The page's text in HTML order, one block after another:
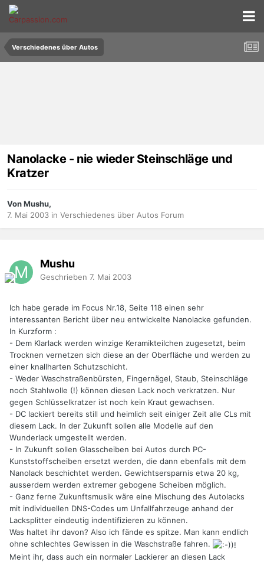
Verschiedenes über Autos
Nanolacke - nie wieder Steinschläge und
Kratzer
Von Mushu,
7. Mai 2003 in Verschiedenes über Autos Forum
Mushu
Geschrieben 7. Mai 2003
Ich habe gerade im Focus Nr.18, Seite 118 einen sehr
interessanten Bericht über neu entwickelte Nanolacke gefunden.
In Kurzform :
- Dem Klarlack werden winzige Keramikteilchen zugesetzt, beim
Trocknen vernetzen sich diese an der Oberfläche und werden zu
einer knallharten Schutzschicht.
- Weder Waschstraßenbürsten, Fingernägel, Staub, Steinschläge
noch Stahlwolle (!) können diesen Lack noch verkratzen. Nur
gegen Schlüsselkratzer ist noch kein Kraut gewachsen.
- DC lackiert bereits still und heimlich seit einiger Zeit alle CLs mit
diesem Lack. In der Zukunft sollen alle Modelle auf den
Wunderlack umgestellt werden.
- In Zukunft sollen Glasscheiben bei Autos durch PC-
Kunststoffscheiben ersetzt werden, die dann ebenfalls mit dem
Nanolack beschichtet werden. Gewichtsersparnis etwa 20 kg,
ausserdem werden extremer gebogene Scheiben möglich.
- Ganz ferne Zukunftsmusik wäre eine Mischung des Autolacks
mit individuellen DNS-Codes um Unfallfahrzeuge anhand der
Lacksplitter eindeutig indentifizieren zu können.
Was haltet ihr davon? Also ich fände es spitze. Man kann endlich
ohne schlechtes Gewissen in die Waschstraße fahren.
Meint ihr, dass auch ein normaler Lackierer an diesen Lack